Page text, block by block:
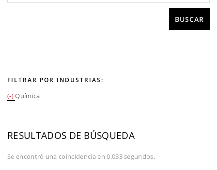
FILTRAR POR INDUSTRIAS:
(-)Química
RESULTADOS DE BÚSQUEDA
Se encontró una coincidencia en 0.033 segundos.